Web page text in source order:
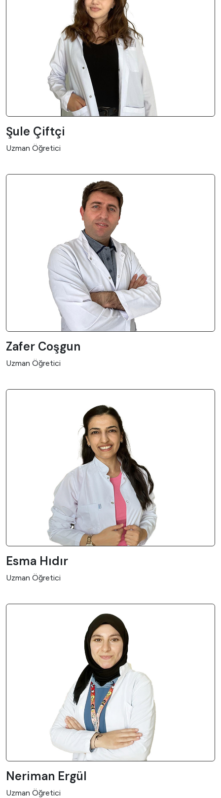
Şule Çiftçi
Uzman Öğretici
Zafer Coşgun
Uzman Öğretici
Esma Hıdır
Uzman Öğretici
Neriman Ergül
Uzman Öğretici